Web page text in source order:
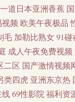
懂得 肏屄久久 草草浮
操avcom 豆花免费AV
九一传媒作品 麻豆传
变态另类第12页 成
一道日本亚洲香蕉
频 欧美午夜极品
毛 加勒比熟女91碰
成人午夜免费视频
二区 国产激情视频
类四虎 亚洲东京热
线69性影院 福利资